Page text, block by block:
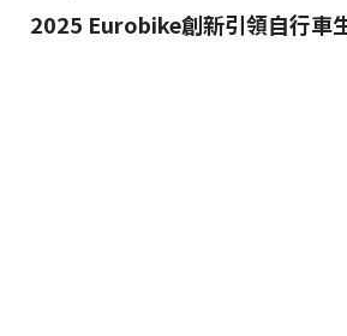
2025 Eurobike創新引領自行車